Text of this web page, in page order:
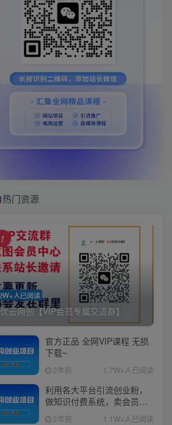
热门资源
人已阅读
云网创【VIP会员专属交流群】
官方正品 全网VIP课程 无损
下载~
2年前 1.7W+人已阅读
利用各大平台引流创业粉，
做知识付费系统，卖会员，
卖课程，实现日入几百几千
2年前 1.1W+人已阅读